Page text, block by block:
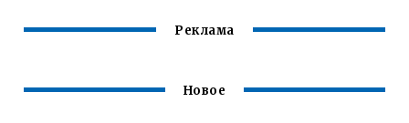
Реклама
Новое